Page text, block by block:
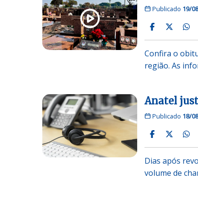
Publicado 19/
Confira o
região. As
Anatel
Publicado 18/
Dias após
volume de